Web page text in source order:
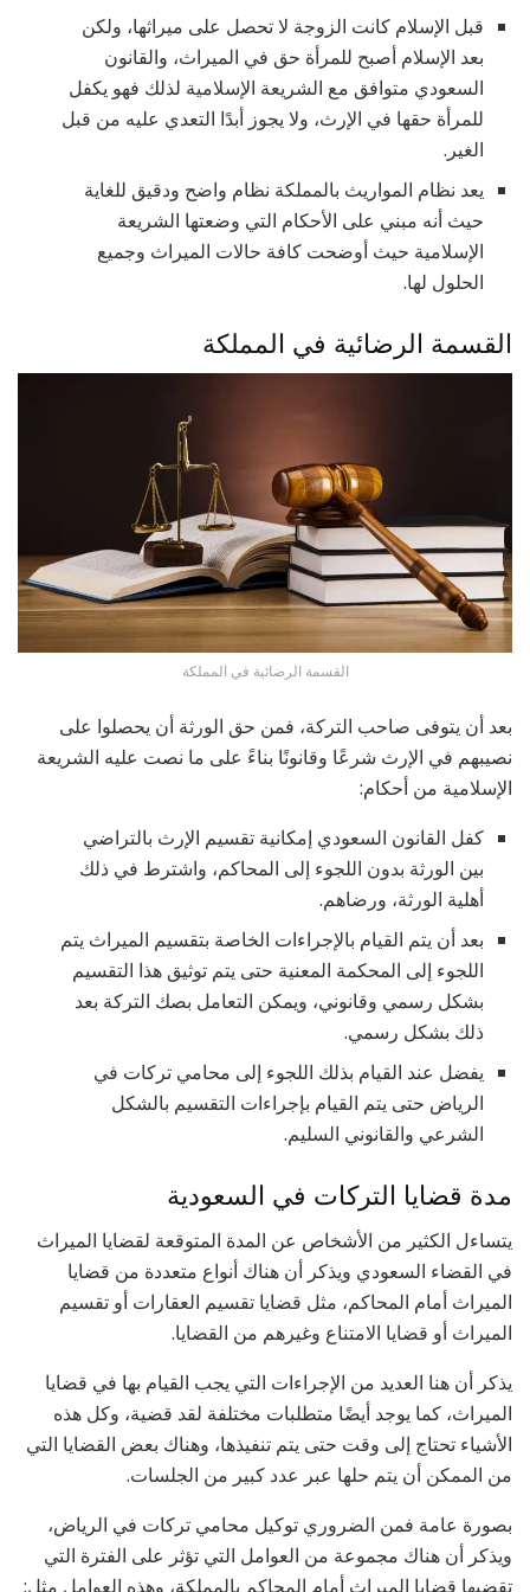
قبل الإسلام كانت الزوجة لا تحصل على ميراثها، ولكن
بعد الإسلام أصبح للمرأة حق في الميراث، والقانون
السعودي متوافق مع الشريعة الإسلامية لذلك فهو يكفل
للمرأة حقها في الإرث، ولا يجوز أبدًا التعدي عليه من قبل
الغير.
يعد نظام المواريث بالمملكة نظام واضح ودقيق للغاية
حيث أنه مبني على الأحكام التي وضعتها الشريعة
الإسلامية حيث أوضحت كافة حالات الميراث وجميع
الحلول لها.
القسمة الرضائية في المملكة
القسمة الرضائية في المملكة
بعد أن يتوفى صاحب التركة، فمن حق الورثة أن يحصلوا على
نصيبهم في الإرث شرعًا وقانونًا بناءً على ما نصت عليه الشريعة
الإسلامية من أحكام:
كفل القانون السعودي إمكانية تقسيم الإرث بالتراضي
بين الورثة بدون اللجوء إلى المحاكم، واشترط في ذلك
أهلية الورثة، ورضاهم.
بعد أن يتم القيام بالإجراءات الخاصة بتقسيم الميراث يتم
اللجوء إلى المحكمة المعنية حتى يتم توثيق هذا التقسيم
بشكل رسمي وقانوني، ويمكن التعامل بصك التركة بعد
ذلك بشكل رسمي.
يفضل عند القيام بذلك اللجوء إلى محامي تركات في
الرياض حتى يتم القيام بإجراءات التقسيم بالشكل
الشرعي والقانوني السليم.
مدة قضايا التركات في السعودية
يتساءل الكثير من الأشخاص عن المدة المتوقعة لقضايا الميراث
في القضاء السعودي ويذكر أن هناك أنواع متعددة من قضايا
الميراث أمام المحاكم، مثل قضايا تقسيم العقارات أو تقسيم
الميراث أو قضايا الامتناع وغيرهم من القضايا.
يذكر أن هنا العديد من الإجراءات التي يجب القيام بها في قضايا
الميراث، كما يوجد أيضًا متطلبات مختلفة لقد قضية، وكل هذه
الأشياء تحتاج إلى وقت حتى يتم تنفيذها، وهناك بعض القضايا التي
من الممكن أن يتم حلها عبر عدد كبير من الجلسات.
بصورة عامة فمن الضروري توكيل محامي تركات في الرياض،
ويذكر أن هناك مجموعة من العوامل التي تؤثر على الفترة التي
تقضيها قضايا الميراث أمام المحاكم بالمملكة، وهذه العوامل مثل: